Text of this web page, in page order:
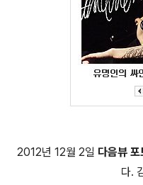
2012년 12월 2일 다음뷰 포
다.